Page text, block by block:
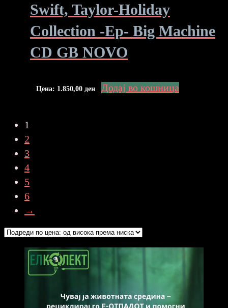
Swift, Taylor-Holiday
Collection -Ep- Big Machine
CD GB NOVO
Цена: 1.850,00 ден Додај во кошница
1
2
3
4
5
6
→